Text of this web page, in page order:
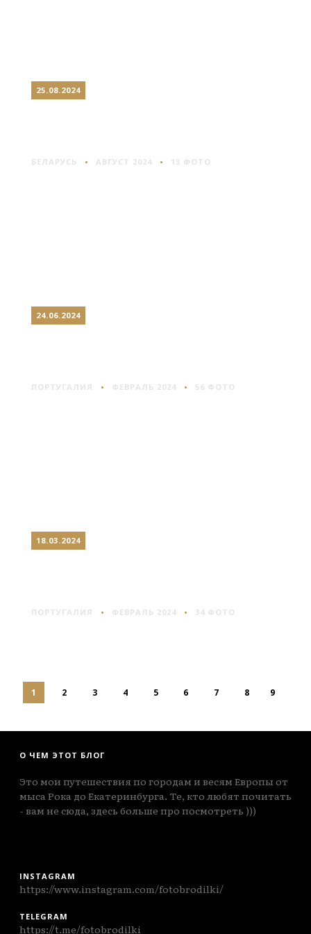
25.08.2024
БЕЛАРУСЬ АВГУСТ 2024 13 ФОТО
24.06.2024
ПОРТУГАЛИЯ ФЕВРАЛЬ 2024 56 ФОТО
18.03.2024
ПОРТУГАЛИЯ ФЕВРАЛЬ 2024 34 ФОТО
1 2 3 4 5 6 7 8 9
О ЧЕМ ЭТОТ БЛОГ
Это мои путешествия по городам и весям Европы от
мыса Рока до Екатеринбурга. Те, кто любят почитать
- вам не сюда, здесь больше про посмотреть )))
INSTAGRAM
https://www.instagram.com/fotobrodilki/
TELEGRAM
https://t.me/fotobrodilki